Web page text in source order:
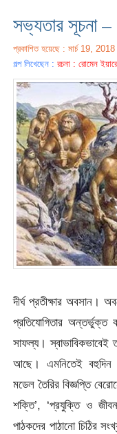
সভ্যতার সূচনা
প্রকাশিত হয়েছে : মার্চ 19, 2018
গল্প লিখেছেন :রচনা : রোমেন
দীর্ঘ প্রতীক্ষার অবসান।
প্রতিযোগিতার অন্তর্ভুক্ত
সাফল্য। স্বাভাবিকভাবেই
আছে। এমনিতেই বহুদিন
মডেল তৈরির বিজ্ঞপ্তি
শক্তি’, ‘প্রযুক্তি ও
পাঠকদের পাঠানো চিঠির